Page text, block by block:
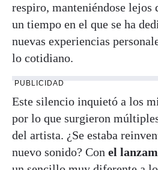
respiro, manteniéndose lejos
un tiempo en el que se ha
nuevas experiencias
lo cotidiano.
PUBLICIDAD
Este silencio inquietó a los
por lo que surgieron
del artista. ¿Se estaba
nuevo sonido? Con el